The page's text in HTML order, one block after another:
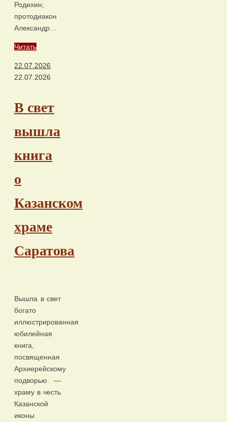
Родихин;
протодиакон
Александр…
Читать
22.07.2026
22.07.2026
В свет
вышла
книга
о
Казанском
храме
Саратова
Вышла в свет
богато
иллюстрированная
юбилейная
книга,
посвященная
Архиерейскому
подворью —
храму в честь
Казанской
иконы